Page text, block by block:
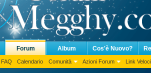
Forum
FAQ Calendario Comunità Azioni Forum Link Veloci
Album Cos'è Nuovo?